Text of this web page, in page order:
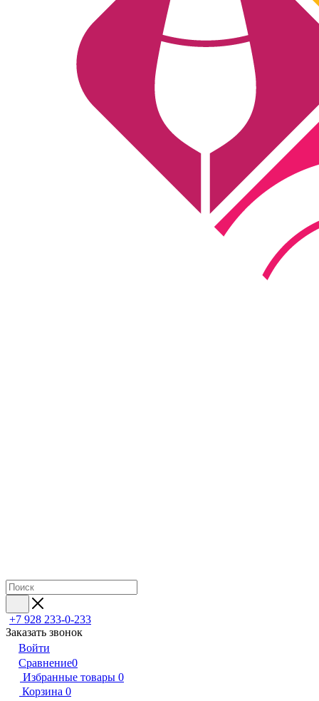
+7 928 233-0-233
Заказать звонок
Войти
Сравнение0
Избранные товары 0
Корзина 0